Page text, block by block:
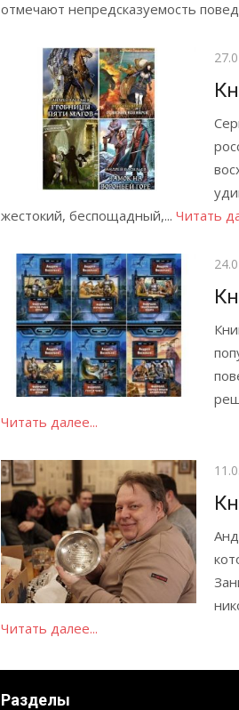
отмечают непредсказуемость
жестокий, беспощадный,... Читать
Читать далее...
Читать далее...
Разделы